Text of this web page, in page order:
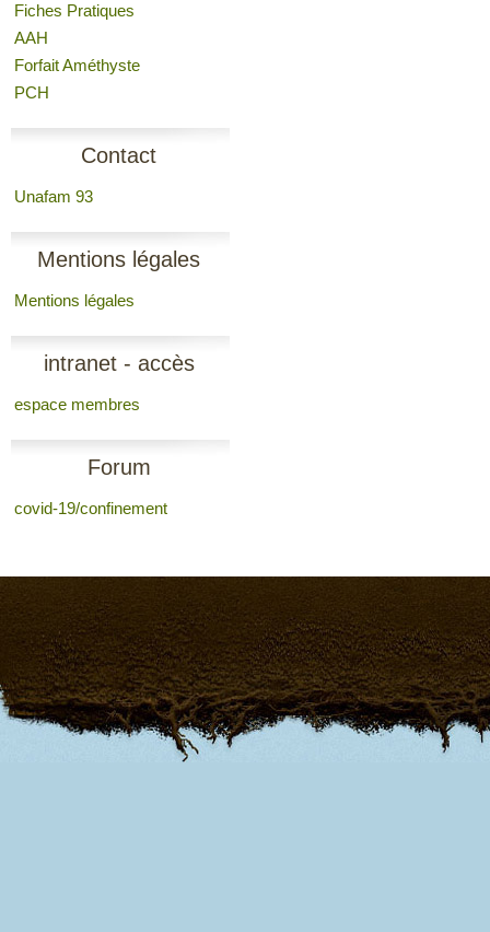
Fiches Pratiques
AAH
Forfait Améthyste
PCH
Contact
Unafam 93
Mentions légales
Mentions légales
intranet - accès
membres
espace membres
Forum
covid-19/confinement